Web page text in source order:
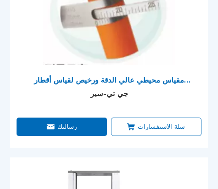
مقياس محيطي عالي الدقة ورخيص لقياس أقطار
جي تي-سير
رسالتك سلة الاستفسارات